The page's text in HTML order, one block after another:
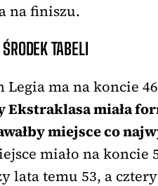
na finiszu.
TABELI
Legia ma na koncie
Ekstraklasa miała
miejsce co
miało na koncie
lata temu 53, a